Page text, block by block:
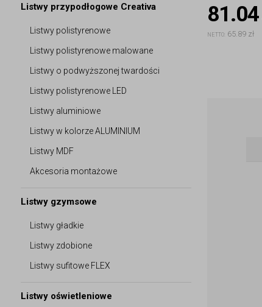
Listwy przypodłogowe Creativa
Listwy polistyrenowe
Listwy polistyrenowe malowane
Listwy o podwyższonej twardości
Listwy polistyrenowe LED
Listwy aluminiowe
Listwy w kolorze ALUMINIUM
Listwy MDF
Akcesoria montażowe
Listwy gzymsowe
Listwy gładkie
Listwy zdobione
Listwy sufitowe FLEX
Listwy oświetleniowe
81.04
NETTO: 65.89 zł